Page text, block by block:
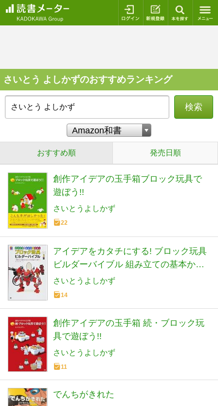
ログイン 新規登録
さいとう よしかずのおすすめランキング
検索
おすすめ順 発売日順
創作アイデアの玉手箱ブロック玩具で
遊ぼう!!
さいとうよしかず
22
アイデアをカタチにする! ブロック玩具
ビルダーバイブル 組み立ての基本から
オリジナル作品づくりまで
さいとうよしかず
14
創作アイデアの玉手箱 続・ブロック玩
具で遊ぼう!!
さいとうよしかず
11
でんちがきれた